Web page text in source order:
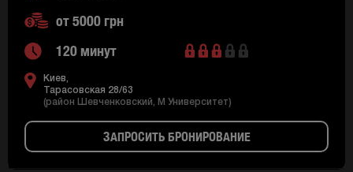
от 5000 грн
120 минут
Киев,
Тарасовская 28/63
(район Шевченковский, M Университет)
ЗАПРОСИТЬ БРОНИРОВАНИЕ